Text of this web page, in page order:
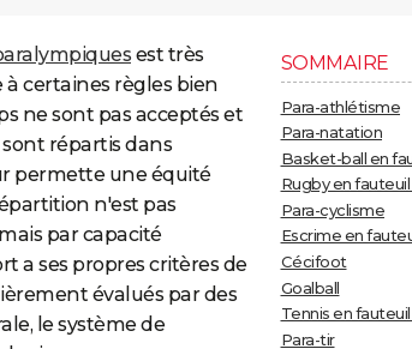
SOMMAIRE
Para-athlétisme
Para-natation
Basket-ball en
Rugby en
Para-cyclisme
Escrime en
Cécifoot
Goalball
Tennis en
Para-tir
est très
certaines règles bien
ne sont pas acceptés et
sont répartis dans
permette une équité
n'est pas
par capacité
a ses propres critères de
évalués par des
le système de